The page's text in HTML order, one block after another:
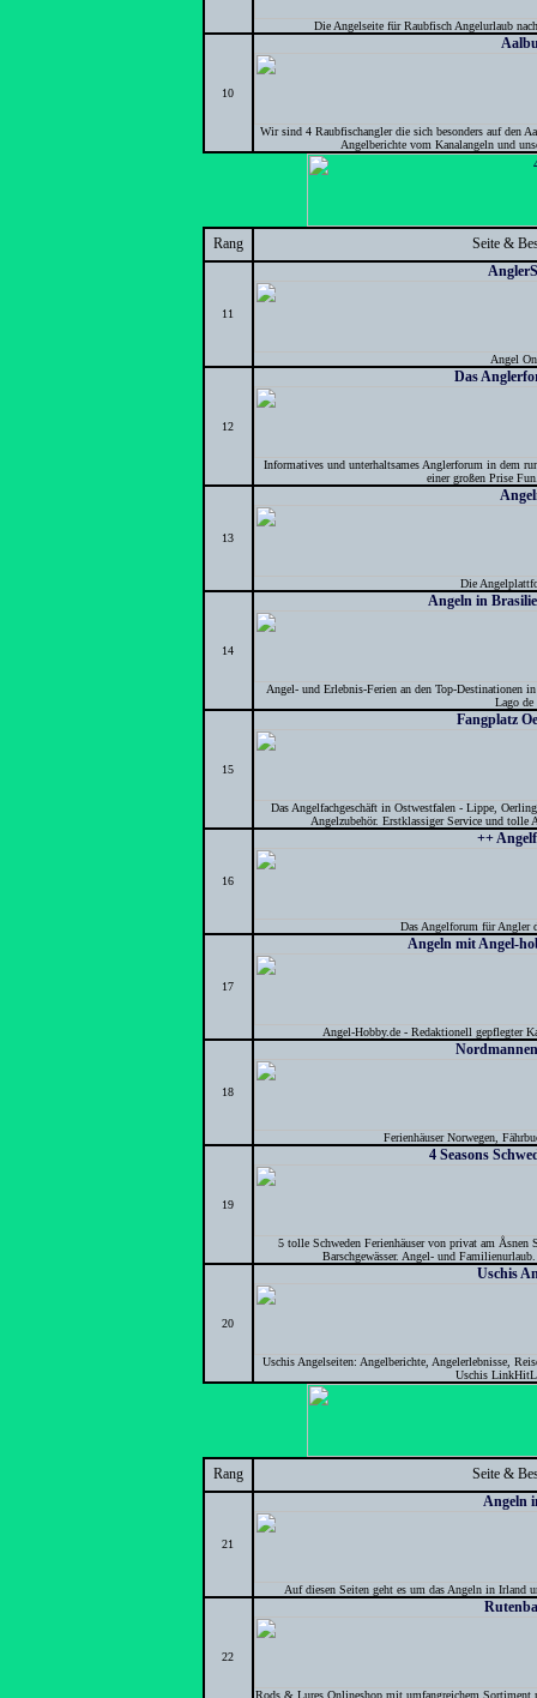
Die Angelseite für Raubfisch Angelurlaub
10
Wir sind 4 Raubfischangler die sich besonders auf den
Angelberichte vom Kanalangeln und
Rang Seite &
11
Angel
12
Das
Informatives und unterhaltsames Anglerforum in dem
einer großen Prise
13
Die
14
Angeln in
Angel- und Erlebnis-Ferien an den Top-Destinationen
Lago de
15
Fangplatz
Das Angelfachgeschäft in Ostwestfalen - Lippe,
Angelzubehör. Erstklassiger Service und
16
++
Das Angelforum für
17
Angeln mit Angel-
Angel-Hobby.de - Redaktionell gepflegter
18
Ferienhäuser Norwegen,
19
4 Seasons
5 tolle Schweden Ferienhäuser von privat am Åsnen
Barschgewässer. Angel- und
20
Uschis
Uschis Angelseiten: Angelberichte, Angelerlebnisse,
Uschis
Rang Seite &
21
Angeln
Auf diesen Seiten geht es um das Angeln in Irland
22
Rods & Lures Onlineshop mit umfangreichem Sortiment